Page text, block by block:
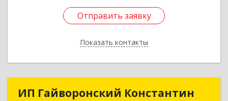
Отправить заявку
Показать контакты
Отправить заявку
Назад
ИП Гайворонский Константин
ИП Гайворонский Константин